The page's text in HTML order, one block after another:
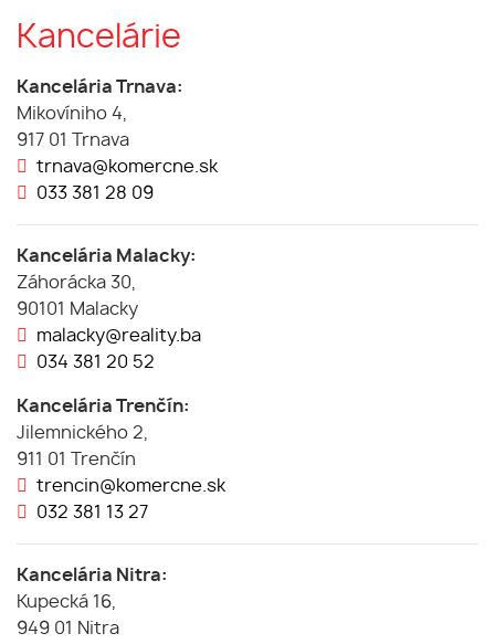
Kancelárie
Kancelária Trnava:
Mikovíniho 4,
917 01 Trnava
trnava@komercne.sk
033 381 28 09
Kancelária Malacky:
Záhorácka 30,
90101 Malacky
malacky@reality.ba
034 381 20 52
Kancelária Trenčín:
Jilemnického 2,
911 01 Trenčín
trencin@komercne.sk
032 381 13 27
Kancelária Nitra:
Kupecká 16,
949 01 Nitra